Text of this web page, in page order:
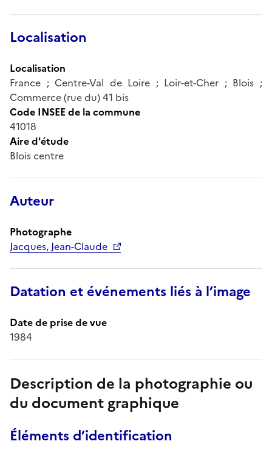
Localisation
Localisation
France ; Centre-Val de Loire ; Loir-et-Cher ; Blois ;
Commerce (rue du) 41 bis
Code INSEE de la commune
41018
Aire d'étude
Blois centre
Auteur
Photographe
Jacques, Jean-Claude
Datation et événements liés à l’image
Date de prise de vue
1984
Description de la photographie ou
du document graphique
Éléments d’identification